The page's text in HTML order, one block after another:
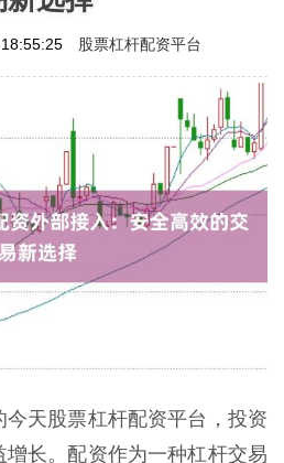
股票杠杆配资平台
天股票杠杆配资平台，投资
长。配资作为一种杠杆交易